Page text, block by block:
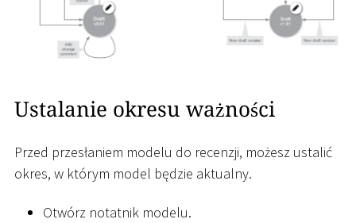
Ustalanie okresu ważności
Przed przesłaniem modelu do recenzji, możesz ustalić
okres, w którym model będzie aktualny.
Otwórz notatnik modelu.